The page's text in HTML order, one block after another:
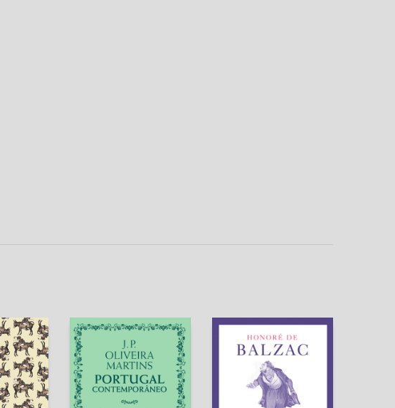
da
Portugal
Contemporâneo
J. P. de Oliveira
Martins
O Ilustre Gaudissart
seguido de A Bolsa
Honoré de Balzac
Adolfo Casais
Monteiro (trad.)